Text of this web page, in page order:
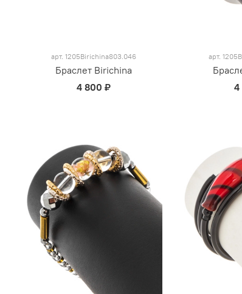
арт. 1205Birichina803.046
Браслет Birichina
4 800 ₽
арт.
4